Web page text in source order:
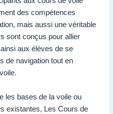
des compétences
mais aussi une véritable
sont conçus pour allier
aux élèves de se
de navigation tout en
les bases de la voile ou
existantes, Les Cours de